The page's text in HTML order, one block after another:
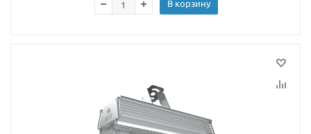
В корзину